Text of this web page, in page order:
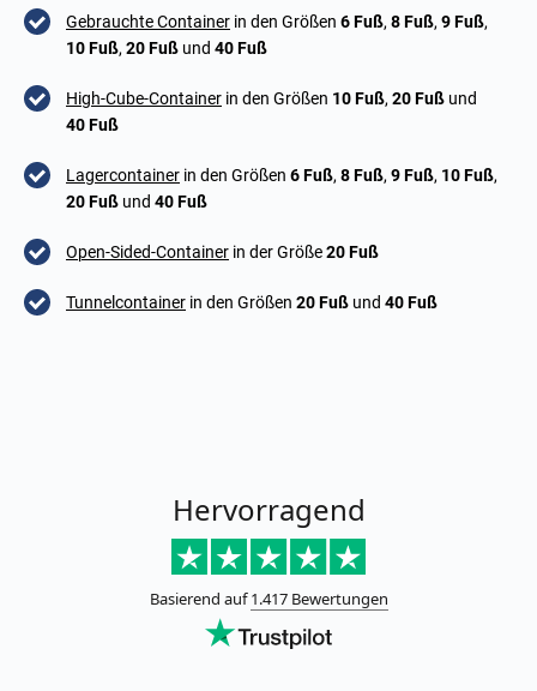
Gebrauchte Container in den Größen 6 Fuß, 8 Fuß, 9 Fuß,
10 Fuß, 20 Fuß und 40 Fuß
High-Cube-Container in den Größen 10 Fuß, 20 Fuß und
40 Fuß
Lagercontainer in den Größen 6 Fuß, 8 Fuß, 9 Fuß, 10 Fuß,
20 Fuß und 40 Fuß
Open-Sided-Container in der Größe20 Fuß
Tunnelcontainer in den Größen 20 Fuß und 40 Fuß